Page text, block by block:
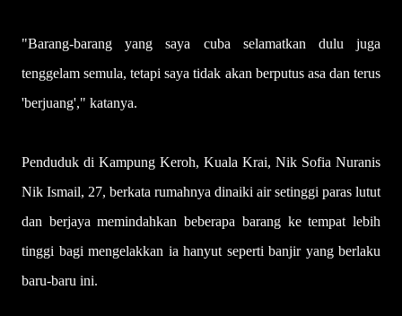
"Barang-barang yang saya cuba selamatkan dulu juga
tenggelam semula, tetapi saya tidak akan berputus asa dan terus
'berjuang'," katanya.
Penduduk di Kampung Keroh, Kuala Krai, Nik Sofia Nuranis
Nik Ismail, 27, berkata rumahnya dinaiki air setinggi paras lutut
dan berjaya memindahkan beberapa barang ke tempat lebih
tinggi bagi mengelakkan ia hanyut seperti banjir yang berlaku
baru-baru ini.